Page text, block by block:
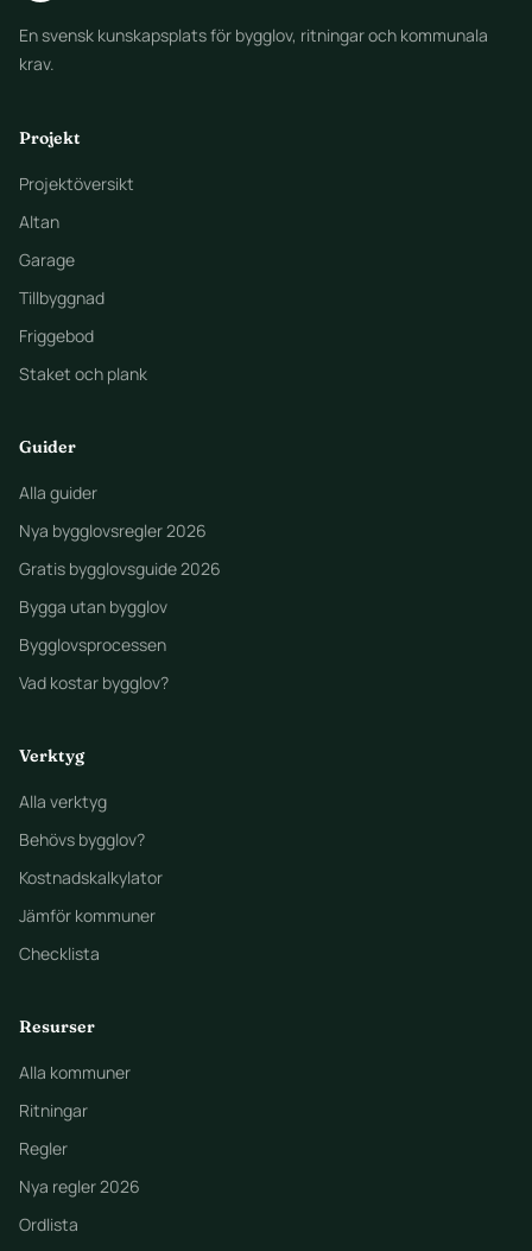
En svensk kunskapsplats för bygglov, ritningar och kommunala
krav.
Projekt
Projektöversikt
Altan
Garage
Tillbyggnad
Friggebod
Staket och plank
Guider
Alla guider
Nya bygglovsregler 2026
Gratis bygglovsguide 2026
Bygga utan bygglov
Bygglovsprocessen
Vad kostar bygglov?
Verktyg
Alla verktyg
Behövs bygglov?
Kostnadskalkylator
Jämför kommuner
Checklista
Resurser
Alla kommuner
Ritningar
Regler
Nya regler 2026
Ordlista